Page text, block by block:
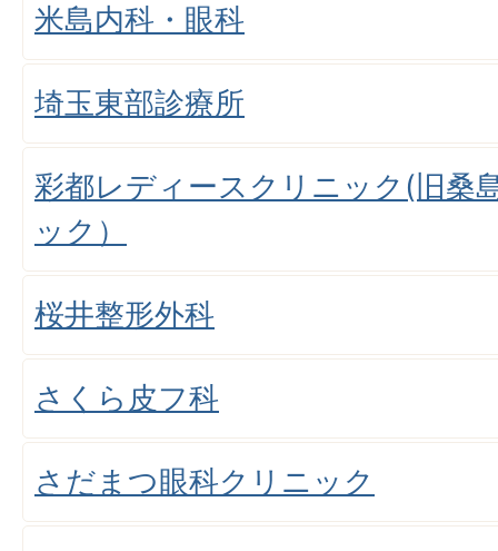
米島内科・眼科
埼玉東部診療所
彩都レディースクリニック(旧桑
ック）
桜井整形外科
さくら皮フ科
さだまつ眼科クリニック